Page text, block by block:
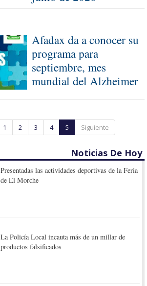
Afadax da a conocer su
programa para
septiembre, mes
mundial del Alzheimer
1 2 3 4 5 Siguiente
Noticias De Hoy
Presentadas las actividades deportivas de la Feria
de El Morche
La Policía Local incauta más de un millar de
productos falsificados